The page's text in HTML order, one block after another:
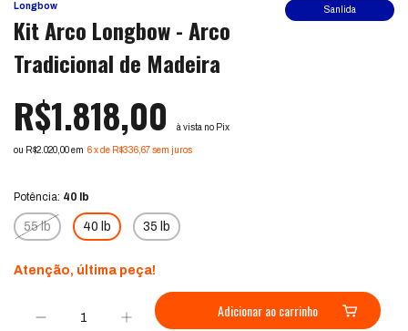
Longbow
Kit Arco Longbow - Arco
Tradicional de Madeira
Sanlida
R$1.818,00 à vista no Pix
ou R$2.020,00 em 6xde R$336,67sem juros
Potência: 40 lb
55 lb 40 lb 35 lb
Atenção, última peça!